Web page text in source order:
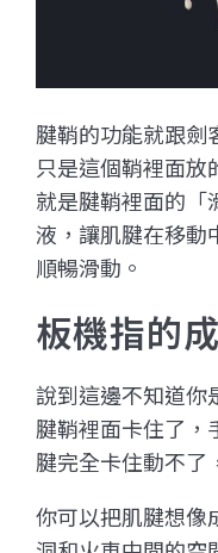
腱鞘的功能就跟劍
只是這個鞘裡面放
就是腱鞘裡面的「
液，讓肌腱在移動
順暢滑動。
板機指的
說到這邊不知道你
腱鞘裡面卡住了，
腱完全卡住動不了
你可以把肌腱想像